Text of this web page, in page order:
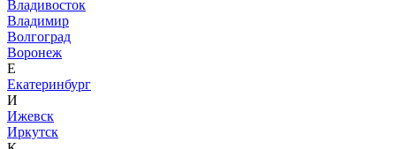
Владивосток
Владимир
Волгоград
Воронеж
Е
Екатеринбург
И
Ижевск
Иркутск